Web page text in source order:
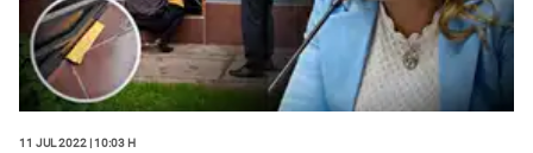
11 Jul 2022 | 10:03 h